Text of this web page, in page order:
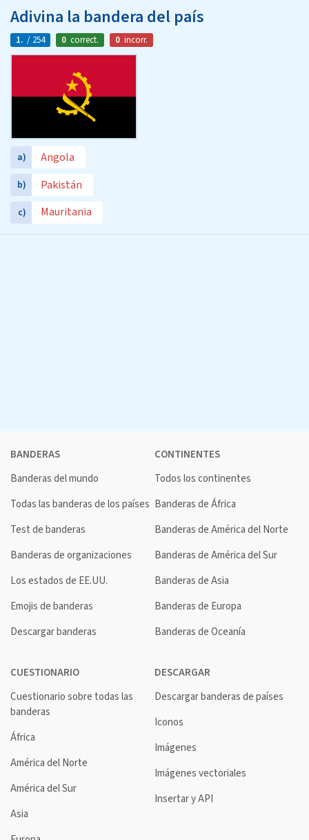
Adivina la bandera del país
1. / 254 0 correct. 0 incorr.
a) Angola
b) Pakistán
c) Mauritania
BANDERAS
Banderas del mundo
Todas las banderas de los países
Test de banderas
Banderas de organizaciones
Los estados de EE.UU.
Emojis de banderas
Descargar banderas
CONTINENTES
Todos los continentes
Banderas de África
Banderas de América del Norte
Banderas de América del Sur
Banderas de Asia
Banderas de Europa
Banderas de Oceanía
CUESTIONARIO
Cuestionario sobre todas las
banderas
África
América del Norte
América del Sur
Asia
DESCARGAR
Descargar banderas de países
Iconos
Imágenes
Imágenes vectoriales
Insertar y API